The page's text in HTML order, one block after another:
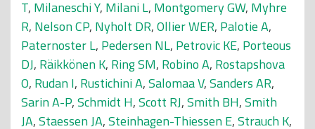
T, Milaneschi Y, Milani L, Montgomery GW, Myhre
R, Nelson CP, Nyholt DR,Ollier WER, Palotie A,
Paternoster L, Pedersen NL, Petrovic KE, Porteous
DJ, Räikkönen K, Ring SM, Robino A, Rostapshova
O, Rudan I, Rustichini A,Salomaa V,Sanders AR,
Sarin A-P,Schmidt H,Scott RJ,Smith BH,Smith
JA,Staessen JA,Steinhagen-Thiessen E,Strauch K,